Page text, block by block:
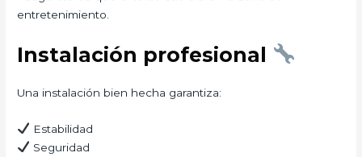
entretenimiento.
Instalación profesional
Una instalación bien hecha garantiza:
Estabilidad
Seguridad